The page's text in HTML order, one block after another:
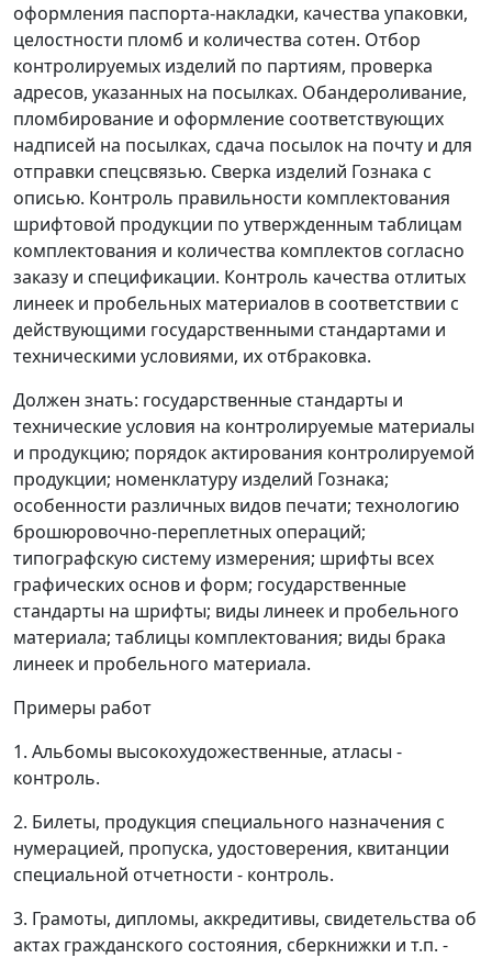
оформления паспорта-накладки, качества упаковки,
целостности пломб и количества сотен. Отбор
контролируемых изделий по партиям, проверка
адресов, указанных на посылках. Обандероливание,
пломбирование и оформление соответствующих
надписей на посылках, сдача посылок на почту и для
отправки спецсвязью. Сверка изделий Гознака с
описью. Контроль правильности комплектования
шрифтовой продукции по утвержденным таблицам
комплектования и количества комплектов согласно
заказу и спецификации. Контроль качества отлитых
линеек и пробельных материалов в соответствии с
действующими государственными стандартами и
техническими условиями, их отбраковка.
Должен знать: государственные стандарты и
технические условия на контролируемые материалы
и продукцию; порядок актирования контролируемой
продукции; номенклатуру изделий Гознака;
особенности различных видов печати; технологию
брошюровочно-переплетных операций;
типографскую систему измерения; шрифты всех
графических основ и форм; государственные
стандарты на шрифты; виды линеек и пробельного
материала; таблицы комплектования; виды брака
линеек и пробельного материала.
Примеры работ
1. Альбомы высокохудожественные, атласы -
контроль.
2. Билеты, продукция специального назначения с
нумерацией, пропуска, удостоверения, квитанции
специальной отчетности - контроль.
3. Грамоты, дипломы, аккредитивы, свидетельства об
актах гражданского состояния, сберкнижки и т.п. -